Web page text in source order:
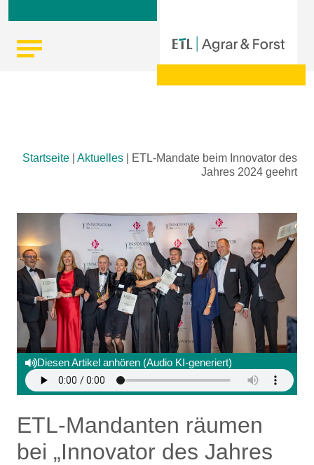
Startseite Aktuelles
ETL-Mandate beim Innovator des
Jahres 2024 geehrt
Diesen Artikel anhören (Audio KI-generiert)
ETL-Mandanten räumen
bei „Innovator des Jahres